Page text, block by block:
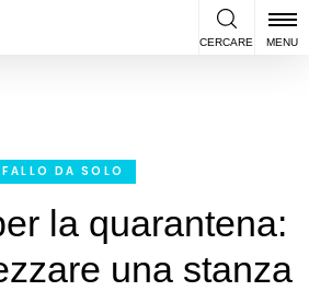
CERCARE MENU
FALLO DA SOLO
la quarantena:
una stanza